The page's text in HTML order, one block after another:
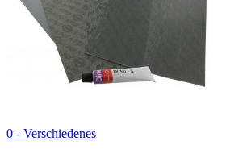
0 - Verschiedenes